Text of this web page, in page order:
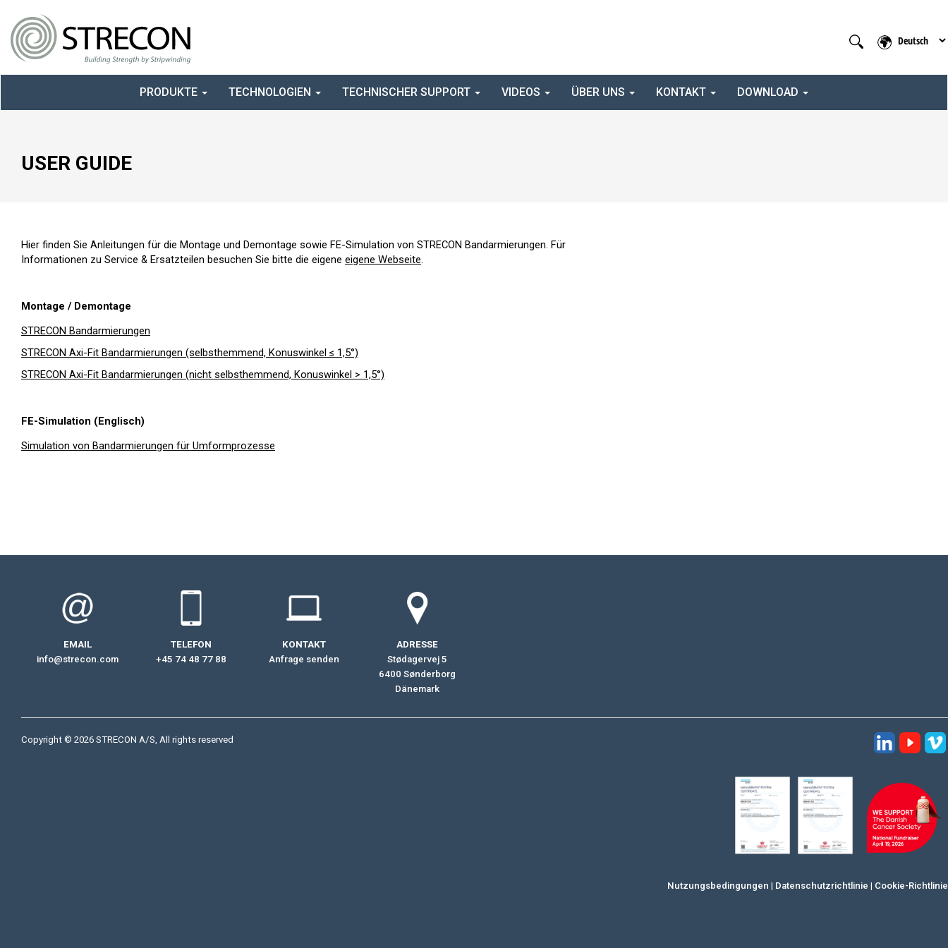
PRODUKTE TECHNOLOGIEN TECHNISCHER SUPPORT VIDEOS ÜBER UNS KONTAKT DOWNLOAD
USER GUIDE
Hier finden Sie Anleitungen für die Montage und Demontage sowie FE-Simulation von STRECON Bandarmierungen. Für
Informationen zu Service & Ersatzteilen besuchen Sie bitte die eigene eigene Webseite.
Montage / Demontage
STRECON Bandarmierungen
STRECON Axi-Fit Bandarmierungen (selbsthemmend, Konuswinkel ≤ 1,5°)
STRECON Axi-Fit Bandarmierungen (nicht selbsthemmend, Konuswinkel > 1,5°)
FE-Simulation (Englisch)
Simulation von Bandarmierungen für Umformprozesse
EMAIL
info@strecon.com
TELEFON
+45 74 48 77 88
KONTAKT
Anfrage senden
ADRESSE
Stødagervej 5
6400 Sønderborg
Dänemark
Copyright © 2026 STRECON A/S, All rights reserved
Nutzungsbedingungen | Datenschutzrichtlinie | Cookie-Richtlinie